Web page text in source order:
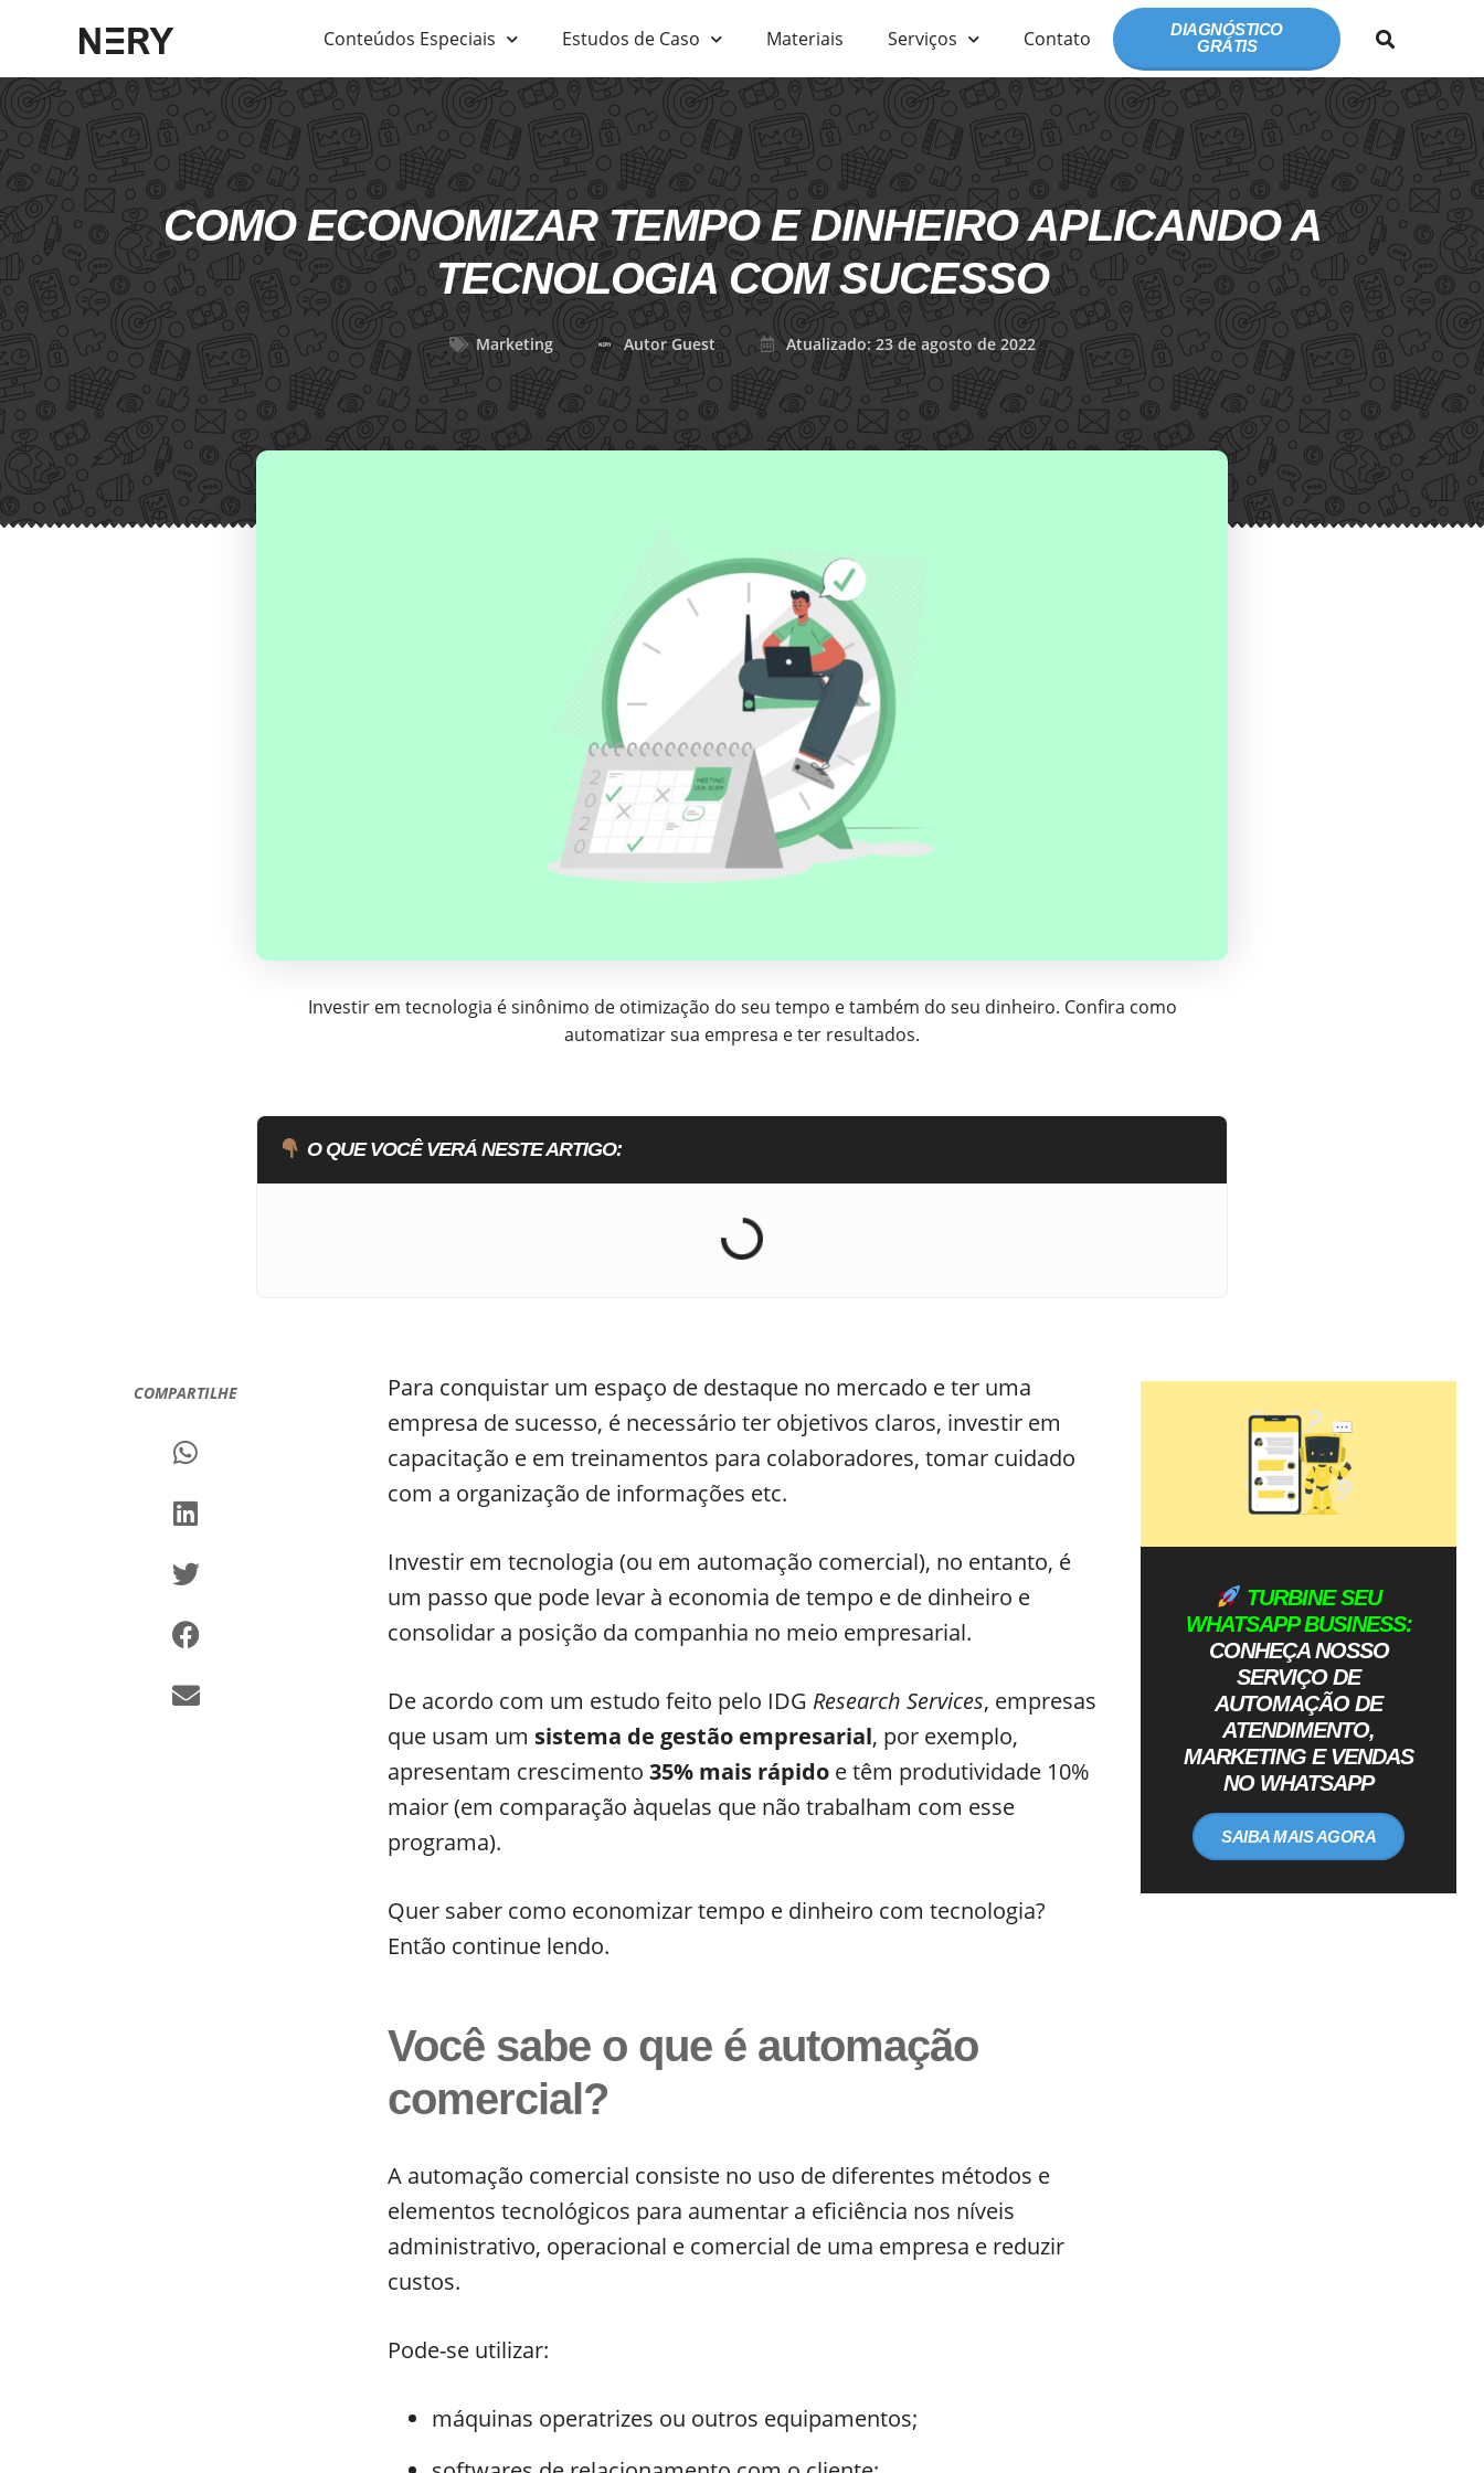
Conteúdos Especiais Estudos de Caso Materiais Serviços Contato
DIAGNÓSTICO
GRÁTIS
COMO ECONOMIZAR TEMPO E DINHEIRO APLICANDO A
TECNOLOGIA COM SUCESSO
Marketing Autor Guest Atualizado: 23 de agosto de 2022
Investir em tecnologia é sinônimo de otimização do seu tempo e também do seu dinheiro. Confira como
automatizar sua empresa e ter resultados.
O QUE VOCÊ VERÁ NESTE ARTIGO:
COMPARTILHE
Para conquistar um espaço de destaque no mercado e ter uma
empresa de sucesso, é necessário ter objetivos claros, investir em
capacitação e em treinamentos para colaboradores, tomar cuidado
com a organização de informações etc.
Investir em tecnologia (ou em automação comercial), no entanto, é
um passo que pode levar à economia de tempo e de dinheiro e
consolidar a posição da companhia no meio empresarial.
De acordo com um estudo feito pelo IDG Research Services, empresas
que usam um sistema de gestão empresarial, por exemplo,
apresentam crescimento 35% mais rápido e têm produtividade 10%
maior (em comparação àquelas que não trabalham com esse
programa).
Quer saber como economizar tempo e dinheiro com tecnologia?
Então continue lendo.
Você sabe o que é automação
comercial?
A automação comercial consiste no uso de diferentes métodos e
elementos tecnológicos para aumentar a eficiência nos níveis
administrativo, operacional e comercial de uma empresa e reduzir
custos.
Pode-se utilizar:
máquinas operatrizes ou outros equipamentos;
TURBINE SEU
WHATSAPP BUSINESS:
CONHEÇA NOSSO
SERVIÇO DE
AUTOMAÇÃO DE
ATENDIMENTO,
MARKETING E VENDAS
NO WHATSAPP
SAIBA MAIS AGORA